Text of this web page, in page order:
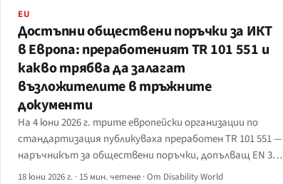
EU
Достъпни обществени поръчки за ИКТ
в Европа: преработеният TR 101 551 и
какво трябва да залагат
възложителите в тръжните
документи
На 4 юни 2026 г. трите европейски организации по
стандартизация публикуваха преработен TR 101 551 —
наръчникът за обществени поръчки, допълващ EN 301
549. Какво се променя за възложителите и за
18 юни 2026 г. · 15 мин. четене ·От Disability World